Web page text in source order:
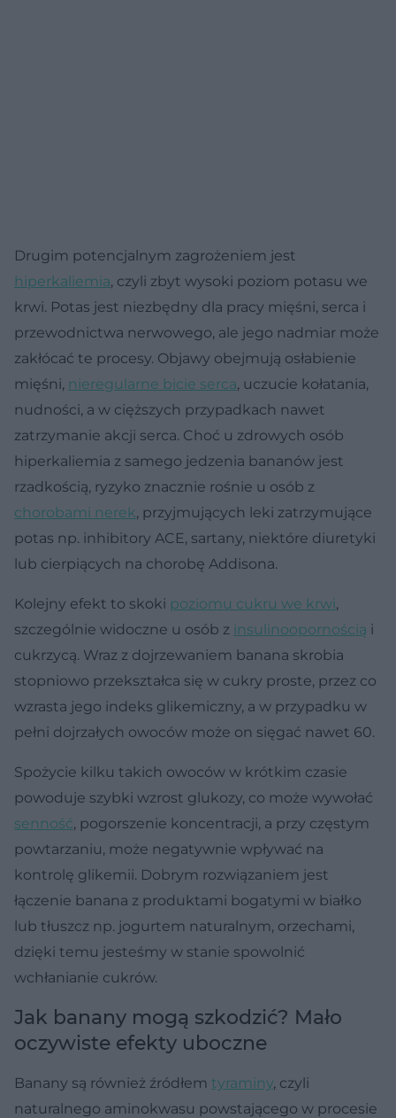
Drugim potencjalnym zagrożeniem jest
hiperkaliemia, czyli zbyt wysoki poziom potasu we
krwi. Potas jest niezbędny dla pracy mięśni, serca i
przewodnictwa nerwowego, ale jego nadmiar może
zakłócać te procesy. Objawy obejmują osłabienie
mięśni, nieregularne bicie serca, uczucie kołatania,
nudności, a w cięższych przypadkach nawet
zatrzymanie akcji serca. Choć u zdrowych osób
hiperkaliemia z samego jedzenia bananów jest
rzadkością, ryzyko znacznie rośnie u osób z
chorobami nerek, przyjmujących leki zatrzymujące
potas np. inhibitory ACE, sartany, niektóre diuretyki
lub cierpiących na chorobę Addisona.
Kolejny efekt to skoki poziomu cukru we krwi,
szczególnie widoczne u osób z insulinoopornością i
cukrzycą. Wraz z dojrzewaniem banana skrobia
stopniowo przekształca się w cukry proste, przez co
wzrasta jego indeks glikemiczny, a w przypadku w
pełni dojrzałych owoców może on sięgać nawet 60.
Spożycie kilku takich owoców w krótkim czasie
powoduje szybki wzrost glukozy, co może wywołać
senność, pogorszenie koncentracji, a przy częstym
powtarzaniu, może negatywnie wpływać na
kontrolę glikemii. Dobrym rozwiązaniem jest
łączenie banana z produktami bogatymi w białko
lub tłuszcz np. jogurtem naturalnym, orzechami,
dzięki temu jesteśmy w stanie spowolnić
wchłanianie cukrów.
Jak banany mogą szkodzić? Mało
oczywiste efekty uboczne
Banany są również źródłem tyraminy, czyli
naturalnego aminokwasu powstającego w procesie